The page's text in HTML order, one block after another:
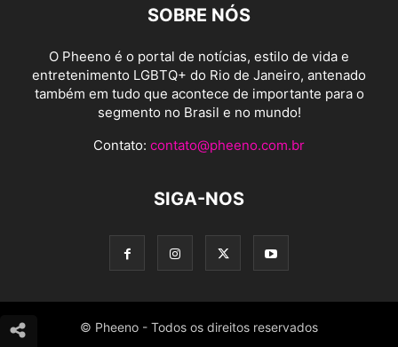
SOBRE NÓS
O Pheeno é o portal de notícias, estilo de vida e
entretenimento LGBTQ+ do Rio de Janeiro, antenado
também em tudo que acontece de importante para o
segmento no Brasil e no mundo!
Contato: contato@pheeno.com.br
SIGA-NOS
© Pheeno - Todos os direitos reservados